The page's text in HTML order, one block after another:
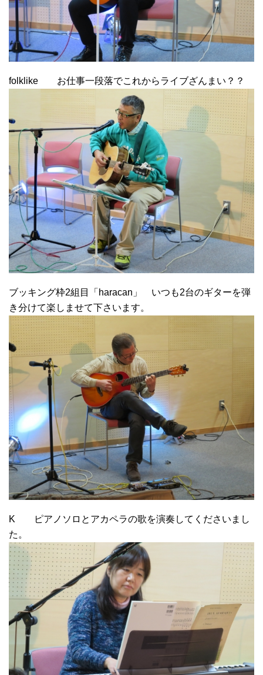
folklike お仕事一段落でこれからライブざんまい？？
ブッキング枠2組目「haracan」 いつも2台のギターを弾
き分けて楽しませて下さいます。
K ピアノソロとアカペラの歌を演奏してくださいまし
た。